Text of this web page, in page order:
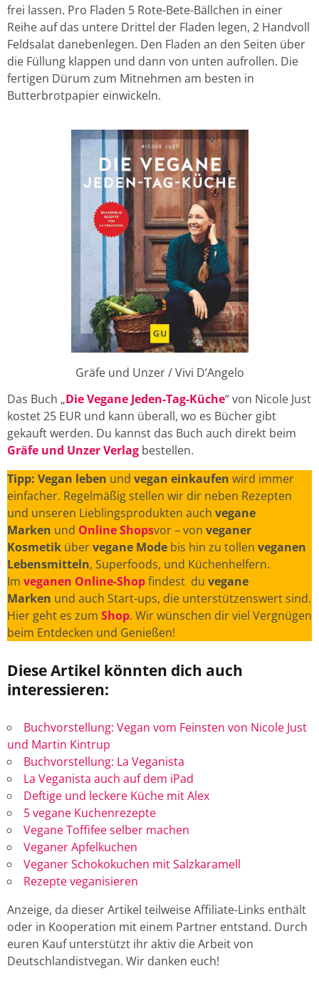
frei lassen. Pro Fladen 5 Rote-Bete-Bällchen in einer
Reihe auf das untere Drittel der Fladen legen, 2 Handvoll
Feldsalat danebenlegen. Den Fladen an den Seiten über
die Füllung klappen und dann von unten aufrollen. Die
fertigen Dürum zum Mitnehmen am besten in
Butterbrotpapier einwickeln.
Gräfe und Unzer / Vivi D’Angelo
Das Buch „Die Vegane Jeden-Tag-Küche“ von Nicole Just
kostet 25 EUR und kann überall, wo es Bücher gibt
gekauft werden. Du kannst das Buch auch direkt beim
Gräfe und Unzer Verlag bestellen.
Tipp: Vegan leben und vegan einkaufen wird immer
einfacher. Regelmäßig stellen wir dir neben Rezepten
und unseren Lieblingsprodukten auch vegane
Marken und Online Shopsvor – von veganer
Kosmetik übervegane Mode bis hin zu tollen veganen
Lebensmitteln, Superfoods, und Küchenhelfern.
Im veganen Online-Shopfindest du vegane
Marken und auch Start-ups, die unterstützenswert sind.
Hier geht es zum Shop. Wir wünschen dir viel Vergnügen
beim Entdecken und Genießen!
Diese Artikel könnten dich auch
interessieren:
Buchvorstellung: Vegan vom Feinsten von Nicole Just
und Martin Kintrup
Buchvorstellung: La Veganista
La Veganista auch auf dem iPad
Deftige und leckere Küche mit Alex
5 vegane Kuchenrezepte
Vegane Toffifee selber machen
Veganer Apfelkuchen
Veganer Schokokuchen mit Salzkaramell
Rezepte veganisieren
Anzeige, da dieser Artikel teilweise Affiliate-Links enthält
oder in Kooperation mit einem Partner entstand. Durch
euren Kauf unterstützt ihr aktiv die Arbeit von
Deutschlandistvegan. Wir danken euch!